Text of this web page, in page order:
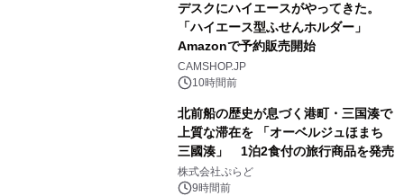
デスクにハイエースがやってきた。
「ハイエース型ふせんホルダー」
Amazonで予約販売開始
CAMSHOP.JP
10時間前
北前船の歴史が息づく港町・三国湊で
上質な滞在を 「オーベルジュほまち
三國湊」 1泊2食付の旅行商品を発売
株式会社ぷらど
9時間前